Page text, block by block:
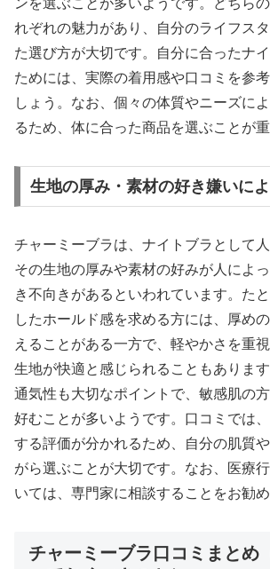
ンを選ぶことが多いようです。どちら
れぞれの魅力があり、自分のライフス
た選び方が大切です。自分に合ったナ
ためには、実際の着用感や口コミを参
しょう。なお、個々の体質やニーズに
るため、体に合った商品を選ぶことが重
生地の厚み・素材の好き嫌いに
チャーミーブラは、ナイトブラとして人
その生地の厚みや素材の好みが人によ
き不向きがあるといわれています。た
したホールド感を求める方には、厚め
えることがある一方で、軽やかさを重
生地が快適と感じられることもありま
通気性も大切なポイントで、敏感肌の
好むことが多いようです。口コミでは
する評価が分かれるため、自分の肌質
がら選ぶことが大切です。なお、医療
いては、専門家に相談することをお勧め
チャーミーブラ口コミまとめ